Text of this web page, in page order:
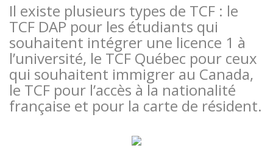
Il existe plusieurs types de TCF : le
TCF DAP pour les étudiants qui
souhaitent intégrer une licence 1 à
l’université, le TCF Québec pour ceux
qui souhaitent immigrer au Canada,
le TCF pour l’accès à la nationalité
française et pour la carte de résident.